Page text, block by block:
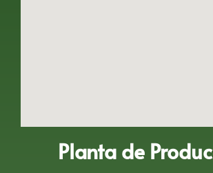
Planta de